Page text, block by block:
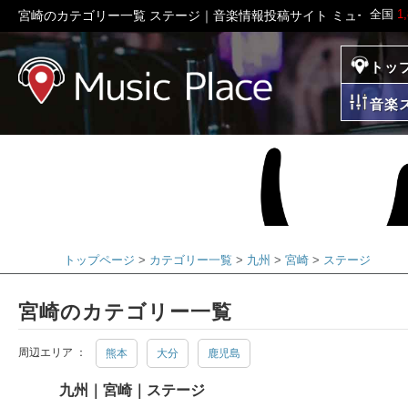
全国
宮崎のカテゴリー一覧 ステージ｜音楽情報投稿サイト ミュージッ
ミュージックプレイ
トッ
音楽
トップページ カテゴリー一覧 九州 宮崎 ステージ
宮崎のカテゴリー一覧
周辺エリア ： 熊本 大分 鹿児島
九州｜宮崎｜ステージ